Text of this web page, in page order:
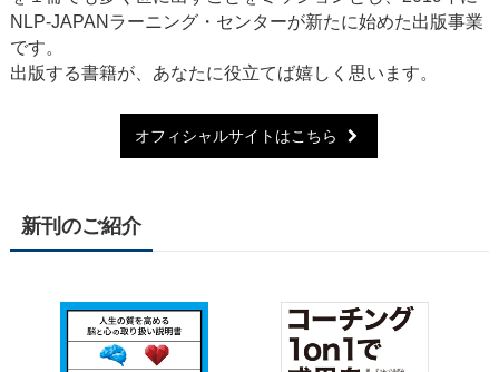
NLP-JAPANラーニング・センターが新たに始めた出版事業
です。
出版する書籍が、あなたに役立てば嬉しく思います。
オフィシャルサイトはこちら
新刊のご紹介